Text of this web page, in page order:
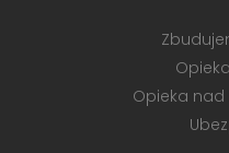
Opieka